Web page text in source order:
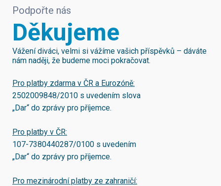
Podpořte nás
Děkujeme
Vážení diváci, velmi si vážíme vašich příspěvků – dáváte
nám naději, že budeme moci pokračovat.
Pro platby zdarma v ČR a Eurozóně:
2502009848/2010 s uvedením slova
„Dar“ do zprávy pro příjemce.
Pro platby v ČR:
107-7380440287/0100 s uvedením
„Dar“ do zprávy pro příjemce.
Pro mezinárodní platby ze zahraničí: